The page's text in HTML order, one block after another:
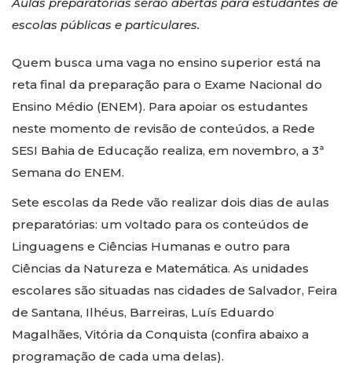
escolas públicas e particulares.
Quem busca uma vaga no ensino superior está na
reta final da preparação para o Exame Nacional do
Ensino Médio (ENEM). Para apoiar os estudantes
neste momento de revisão de conteúdos, a Rede
SESI Bahia de Educação realiza, em novembro, a 3ª
Semana do ENEM.
Sete escolas da Rede vão realizar dois dias de aulas
preparatórias: um voltado para os conteúdos de
Linguagens e Ciências Humanas e outro para
Ciências da Natureza e Matemática. As unidades
escolares são situadas nas cidades de Salvador, Feira
de Santana, Ilhéus, Barreiras, Luís Eduardo
Magalhães, Vitória da Conquista (confira abaixo a
programação de cada uma delas).